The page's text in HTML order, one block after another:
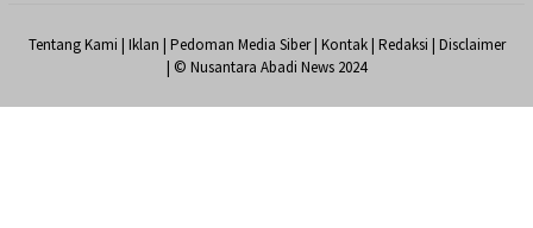
Tentang Kami | Iklan | Pedoman Media Siber| Kontak| Redaksi | Disclaimer
| © Nusantara Abadi News 2024